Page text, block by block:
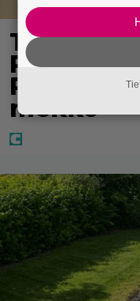
Tältä
Pimiän
mekko”